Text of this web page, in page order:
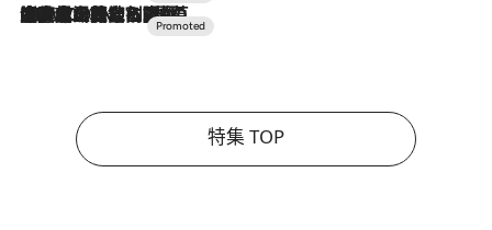
2026.7.10
NEW OPEN！【界 草津】名湯の地に誕生。趣の異なる2種の温泉と上州ならではの会席・蕎麦割烹など美食を味わう究極の癒やし旅
特集 TOP